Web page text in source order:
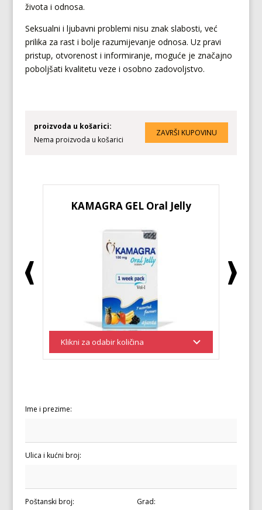
života i odnosa.
Seksualni i ljubavni problemi nisu znak slabosti, već
prilika za rast i bolje razumijevanje odnosa. Uz pravi
pristup, otvorenost i informiranje, moguće je značajno
poboljšati kvalitetu veze i osobno zadovoljstvo.
proizvoda u košarici:
Nema proizvoda u košarici
KAMAGRA GEL Oral Jelly
Ime i prezime:
Ulica i kućni broj:
Poštanski broj: Grad: